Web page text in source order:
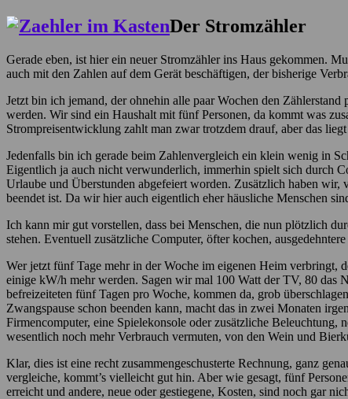
Der Stromzähler
Gerade eben, ist hier ein neuer Stromzähler ins Haus gekommen.
auch mit den Zahlen auf dem Gerät beschäftigen, der bisherige
Jetzt bin ich jemand, der ohnehin alle paar Wochen den
werden. Wir sind ein Haushalt mit fünf Personen, da kommt was
Strompreisentwicklung zahlt man zwar trotzdem drauf, aber das
Jedenfalls bin ich gerade beim Zahlenvergleich ein klein wenig in
Eigentlich ja auch nicht verwunderlich, immerhin spielt sich durch
Urlaube und Überstunden abgefeiert worden. Zusätzlich haben wir,
beendet ist. Da wir hier auch eigentlich eher häusliche Menschen
Ich kann mir gut vorstellen, dass bei Menschen, die nun plötzlich
stehen. Eventuell zusätzliche Computer, öfter kochen,
Wer jetzt fünf Tage mehr in der Woche im eigenen Heim verbringt,
einige kW/h mehr werden. Sagen wir mal 100 Watt der TV, 80 das
befreizeiteten fünf Tagen pro Woche, kommen da, grob
Zwangspause schon beenden kann, macht das in zwei Monaten
Firmencomputer, eine Spielekonsole oder zusätzliche
wesentlich noch mehr Verbrauch vermuten, von den Wein und
Klar, dies ist eine recht zusammengeschusterte Rechnung, ganz
vergleiche, kommt’s vielleicht gut hin. Aber wie gesagt, fünf
erreicht und andere, neue oder gestiegene, Kosten, sind noch gar